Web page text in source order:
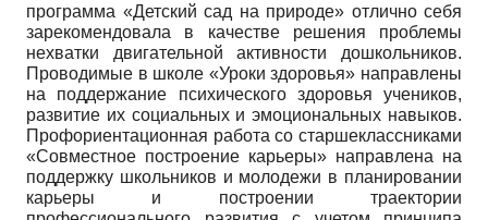
программа «Детский сад на природе» отлично себя
зарекомендовала в качестве решения проблемы
нехватки двигательной активности дошкольников.
Проводимые в школе «Уроки здоровья» направлены
на поддержание психического здоровья учеников,
развитие их социальных и эмоциональных навыков.
Профориентационная работа со старшеклассниками
«Совместное построение карьеры» направлена на
поддержку школьников и молодежи в планировании
карьеры и построении траектории